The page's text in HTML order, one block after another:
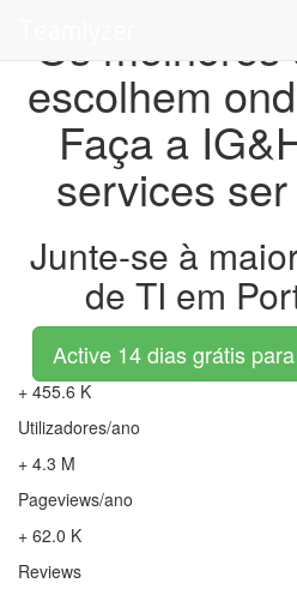
Os melhores
escolhem
Faça a
services
Junte-se à
de TI em
Active 14 dias grátis
+ 455.6 K
Utilizadores/ano
+ 4.3 M
Pageviews/ano
+ 62.0 K
Reviews